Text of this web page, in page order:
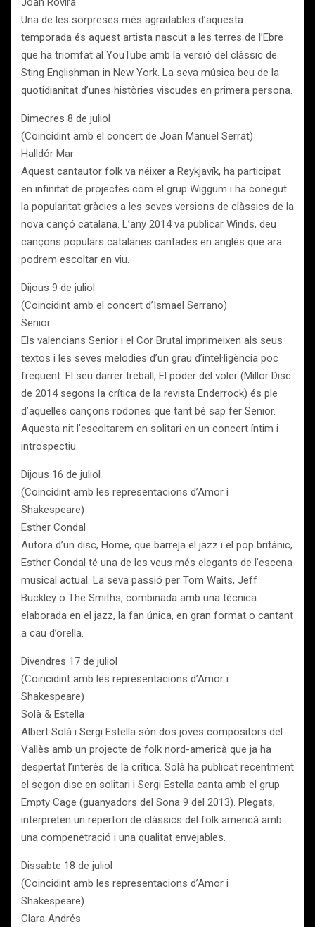
Una de les sorpreses més agradables d’aquesta
temporada és aquest artista nascut a les terres de l’Ebre
que ha triomfat al YouTube amb la versió del clàssic de
Sting Englishman in New York. La seva música beu de la
quotidianitat d’unes històries viscudes en primera persona.
Dimecres 8 de juliol
(Coincidint amb el concert de Joan Manuel Serrat)
Halldór Mar
Aquest cantautor folk va néixer a Reykjavík, ha participat
en infinitat de projectes com el grup Wiggum i ha conegut
la popularitat gràcies a les seves versions de clàssics de la
nova cançó catalana. L’any 2014 va publicar Winds, deu
cançons populars catalanes cantades en anglès que ara
podrem escoltar en viu.
Dijous 9 de juliol
(Coincidint amb el concert d’Ismael Serrano)
Senior
Els valencians Senior i el Cor Brutal imprimeixen als seus
textos i les seves melodies d’un grau d’intel·ligència poc
freqüent. El seu darrer treball, El poder del voler (Millor Disc
de 2014 segons la crítica de la revista Enderrock) és ple
d’aquelles cançons rodones que tant bé sap fer Senior.
Aquesta nit l’escoltarem en solitari en un concert íntim i
introspectiu.
Dijous 16 de juliol
(Coincidint amb les representacions d’Amor i
Shakespeare)
Esther Condal
Autora d’un disc, Home, que barreja el jazz i el pop britànic,
Esther Condal té una de les veus més elegants de l’escena
musical actual. La seva passió per Tom Waits, Jeff
Buckley o The Smiths, combinada amb una tècnica
elaborada en el jazz, la fan única, en gran format o cantant
a cau d’orella.
Divendres 17 de juliol
(Coincidint amb les representacions d’Amor i
Shakespeare)
Solà & Estella
Albert Solà i Sergi Estella són dos joves compositors del
Vallès amb un projecte de folk nord-americà que ja ha
despertat l’interès de la crítica. Solà ha publicat recentment
el segon disc en solitari i Sergi Estella canta amb el grup
Empty Cage (guanyadors del Sona 9 del 2013). Plegats,
interpreten un repertori de clàssics del folk americà amb
una compenetració i una qualitat envejables.
Dissabte 18 de juliol
(Coincidint amb les representacions d’Amor i
Shakespeare)
Clara Andrés